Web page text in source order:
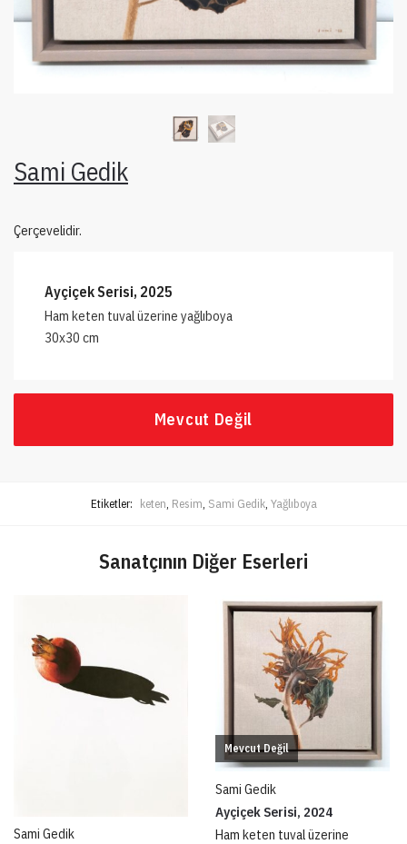
Sami Gedik
Çerçevelidir.
Ayçiçek Serisi, 2025
Ham keten tuval üzerine yağlıboya
30x30 cm
Mevcut Değil
Etiketler: keten, Resim, Sami Gedik, Yağlıboya
Sanatçının Diğer Eserleri
Sami Gedik
Mevcut Değil
Sami Gedik
Ayçiçek Serisi, 2024
Ham keten tuval üzerine